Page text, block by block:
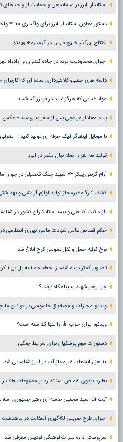
استاندار البرز بر ساماندهی و حمایت از
دستور معاون استاندار البرز برای واگذاری ۴۳۰۰ واحد مسکونی در اشتهارد
افتتاح زیرگذر خلیج فارس در گرمدره + ویدئو
اجرای محدودیت تردد در جاده کندوان و آزادراه تهران –
دامنه های جعلی؛ کلاهبرداری ساده ای که
مواد غذایی که هرگز نباید در فریزر گذاشت
پیام معنادار عراقچی پس از سفر به روسیه + عکس
با موبایل اینفوگرافیک حرفه ای تولید کنید +
تولید سه هزار اصله نهال مثمر در البرز
آرام گرفتن پیکر ۷۳ شهید جنگ تحمیلی در جوار امامزادگان استان البرز
کشف کارگاه غیرمجاز تولید لوازم آرایشی و
الزام ثبت کد فنی و بیمه استادکاران کشور در
حکم قصاص عامل شهادت مامور نیروی انتظامی در
نرخ کرایه حمل و نقل عمومی کرج ابلاغ شد
تصاویر کمتر دیده شده از لحظه حمله به پل بی ۱ کرج
چرا رهبر شهید به پناهگاه نرفت؟
ویدئو؛ مجازات و مصادیق جاسوسی در قوانین
ویدئو؛ ایران حزب الله را تنها گذاشته است؟
دستورات مهم پزشکیان برای شرایط جنگی
۱۰ هزار انشعاب غیرمجاز آب در البرز شناسایی شد
نظارت بدون اغماض استاندارد بر مصنوعات طلا در
آیت الله سید مجتبی خامنه ای رهبر جمهوری
اجرای طرح ضربتی لکه‌گیری آسفالت در ماهدشت
سرپرست اداره میراث فرهنگی فردیس معرفی شد